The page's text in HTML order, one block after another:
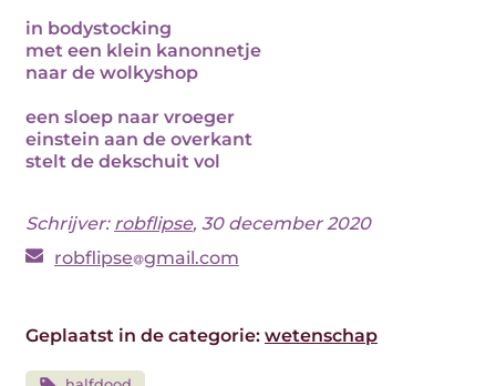
in bodystocking
met een klein kanonnetje
naar de wolkyshop
een sloep naar vroeger
einstein aan de overkant
stelt de dekschuit vol
Schrijver: robflipse, 30 december 2020
robflipse gmail.com
Geplaatst in de categorie: wetenschap